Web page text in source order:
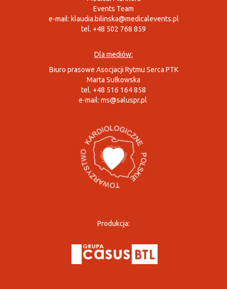
Events Team
e-mail: klaudia.bilinska@medicalevents.pl
tel. +48 502 768 859
Dla mediów:
Biuro prasowe Asocjacji Rytmu Serca PTK
Marta Sułkowska
tel. +48 516 164 858
e-mail: ms@saluspr.pl
Produkcja: